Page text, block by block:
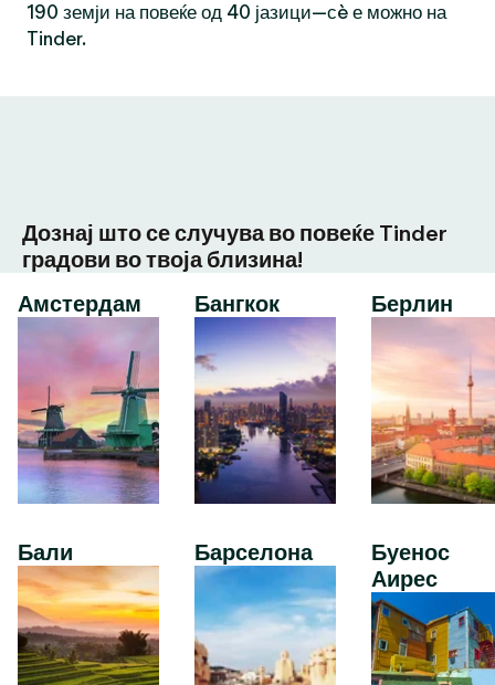
190 земји на повеќе од 40 јазици—сè е можно на
Tinder.
Дознај што се случува во повеќе Tinder
градови во твоја близина!
Амстердам
Бали
Бангкок
Барселона
Берлин
Буенос
Аирес